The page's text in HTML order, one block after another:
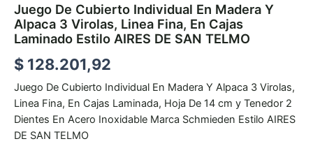
Juego De Cubierto Individual En Madera Y
Alpaca 3 Virolas, Linea Fina, En Cajas
Laminado Estilo AIRES DE SAN TELMO
$ 128.201,92
Juego De Cubierto Individual En Madera Y Alpaca 3 Virolas,
Linea Fina, En Cajas Laminada, Hoja De 14 cm y Tenedor 2
Dientes En Acero Inoxidable Marca Schmieden Estilo AIRES
DE SAN TELMO